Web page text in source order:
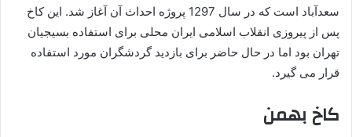
سعدآباد است که در سال 1297 پروژه احداث آن آغاز شد. این کاخ
پس از پیروزی انقلاب اسلامی ایران محلی برای استفاده بسیجیان
تهران بود اما در حال حاضر برای بازدید گردشگران مورد استفاده
قرار می گیرد.
کاخ بهمن